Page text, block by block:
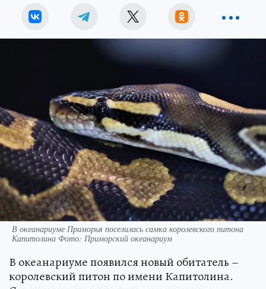
В океанариуме Приморья поселилась самка королевского питона
Капитолина Фото: Приморский океанариум
В океанариуме появился новый обитатель –
королевский питон по имени Капитолина.